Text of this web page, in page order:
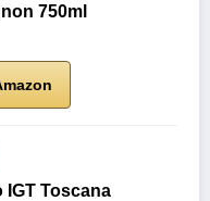
750ml
Toscana